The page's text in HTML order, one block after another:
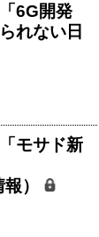
6G開発
れない日
モサド新
）